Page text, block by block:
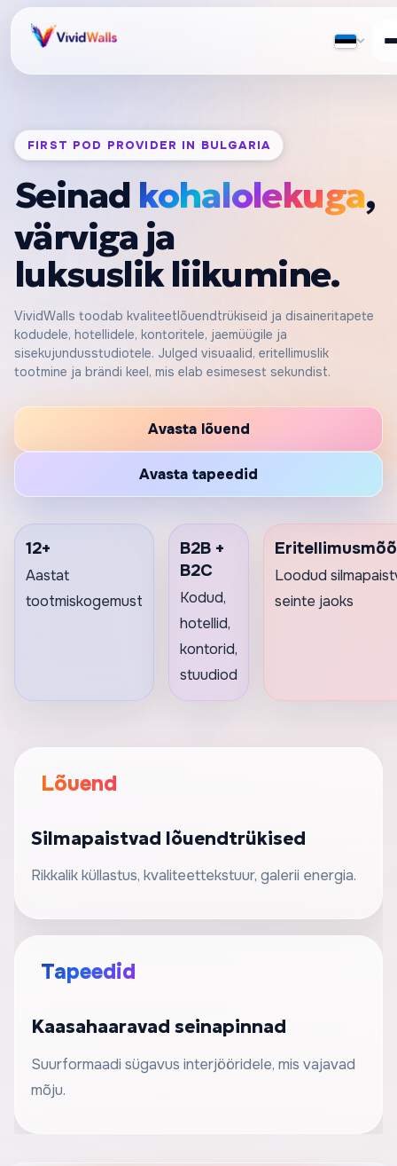
1 000 000+ ORDERS FULFILLED
Seinad kohalolekuga,
värviga ja
luksuslik liikumine.
VividWalls toodab kvaliteetlõuendtrükiseid ja disaineritapete
kodudele, hotellidele, kontoritele, jaemüügile ja
sisekujundusstudiotele. Julged visuaalid, eritellimuslik
tootmine ja brändi keel, mis elab esimesest sekundist.
Avasta lõuend
Avasta tapeedid
12+
Aastat
tootmiskogemust
B2B +
B2C
Kodud,
hotellid,
kontorid,
stuudiod
Loodud
seinte jaoks
Lõuend
Silmapaistvad lõuendtrükised
Rikkalik küllastus, kvaliteettekstuur, galerii energia.
Tapeedid
Kaasahaaravad seinapinnad
Suurformaadi sügavus interjööridele, mis vajavad
mõju.